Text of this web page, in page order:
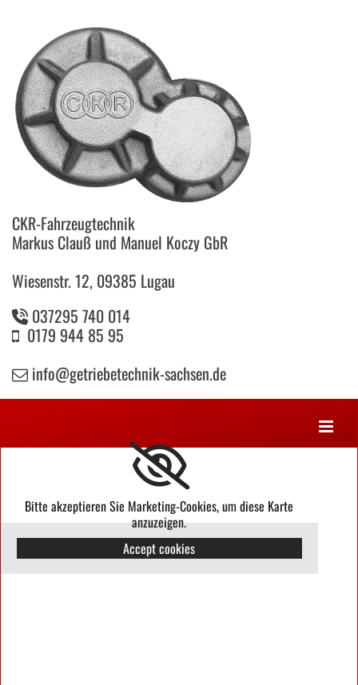
CKR-Fahrzeugtechnik
Markus Clauß und Manuel Koczy GbR
Wiesenstr. 12, 09385 Lugau
 037295 740 014
 0179 944 85 95
 info@getriebetechnik-sachsen.de
Bitte akzeptieren Sie Marketing-Cookies, um diese Karte
anzuzeigen.
Accept cookies